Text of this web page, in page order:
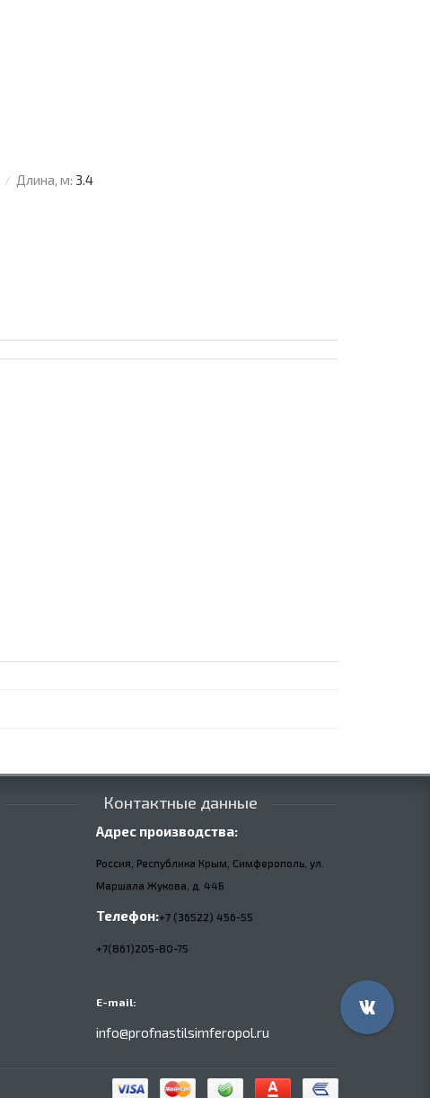
Длина, м: 3.4
Контактные данные
Адрес производства:
Россия, Республика Крым, Симферополь, ул.
Маршала Жукова, д. 44Б
Телефон:+7 (36522) 456-55
+7(861)205-80-75
E-mail:
info@profnastilsimferopol.ru